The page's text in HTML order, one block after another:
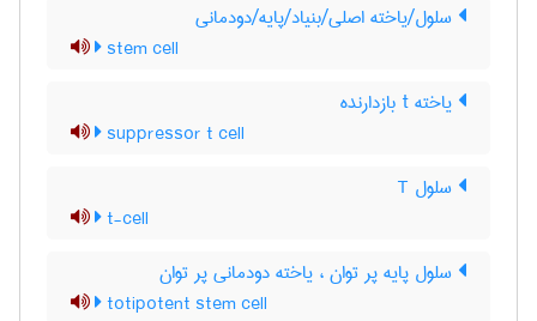
سلول/یاخته اصلی/بنیاد/پایه/دودمانی
stem cell
یاخته t بازدارنده
suppressor t cell
سلول T
t-cell
سلول پایه پر توان ، یاخته دودمانی پر توان
totipotent stem cell